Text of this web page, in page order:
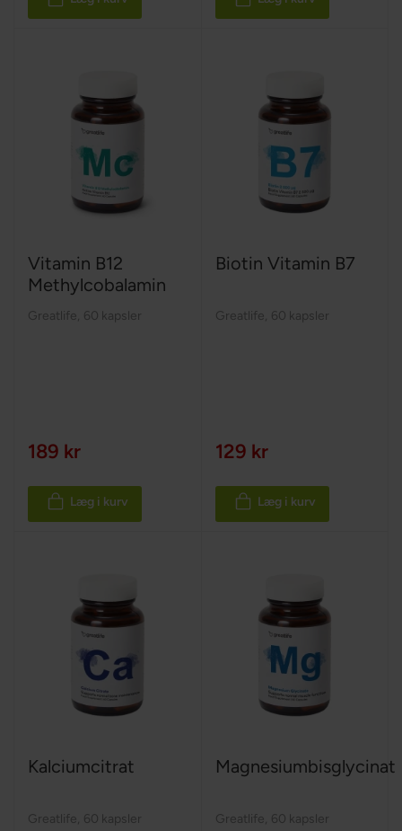
Vitamin B12
Methylcobalamin
Greatlife 60 kapsler
189 kr
Læg i kurv
Biotin Vitamin B7
Greatlife 60 kapsler
129 kr
Læg i kurv
Kalciumcitrat
Greatlife 60 kapsler
Magnesiumbisglycinat
Greatlife 60 kapsler